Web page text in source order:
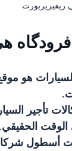
ريفيريربورت
هو
.
تأجير
أسطول